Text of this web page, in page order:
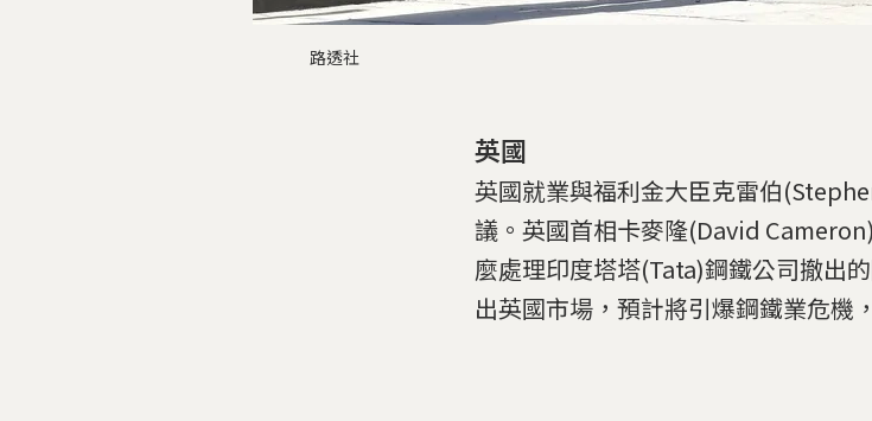
路透社
英國
英國就業與福利金大臣克雷伯
議。英國首相卡麥隆(David
麼處理印度塔塔(Tata)鋼鐵公司撤出
出英國市場，預計將引爆鋼鐵業危機